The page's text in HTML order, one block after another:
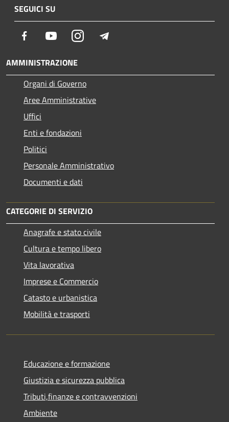
SEGUICI SU
Facebook YoutubeInstagram
AMMINISTRAZIONE
Organi di Governo
Aree Amministrative
Uffici
Enti e fondazioni
Politici
Personale Amministrativo
Documenti e dati
CATEGORIE DI SERVIZIO
Anagrafe e stato civile
Cultura e tempo libero
Vita lavorativa
Imprese e Commercio
Catasto e urbanistica
Mobilità e trasporti
Educazione e formazione
Giustizia e sicurezza pubblica
Tributi,finanze e contravvenzioni
Ambiente